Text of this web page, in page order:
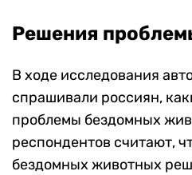
Решения
В ходе исследования
спрашивали россиян,
проблемы бездомных
респондентов считают,
бездомных животных